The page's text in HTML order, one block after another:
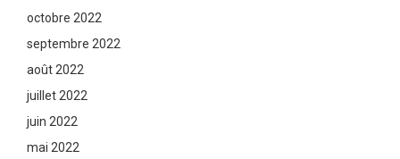
octobre 2022
septembre 2022
août 2022
juillet 2022
juin 2022
mai 2022